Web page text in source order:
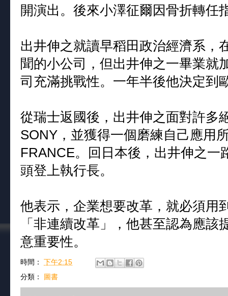
開演出。後來小澤征爾因骨折轉任
出井伸之就讀早稻田政治經濟系，
聞的小公司，但出井伸之一畢業就
司充滿挑戰性。一年半後他決定到
從瑞士返國後，出井伸之面對許多
SONY，並獲得一個磨練自己應用
FRANCE。回日本後，出井伸之一
頭登上執行長。
他表示，企業想要改革，就必須用
「非連續改革」，他甚至認為應
意重要性。
時間： 下午2:15
分類： 圖書